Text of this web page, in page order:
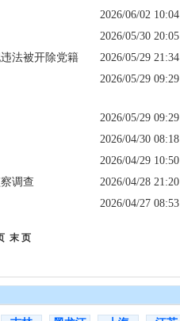
2026/06/02 10:04
2026/05/30 20:05
法被开除党籍
2026/05/29 21:34
2026/05/29 09:29
2026/05/29 09:29
2026/04/30 08:18
2026/04/29 10:50
调查
2026/04/28 21:20
2026/04/27 08:53
末 页